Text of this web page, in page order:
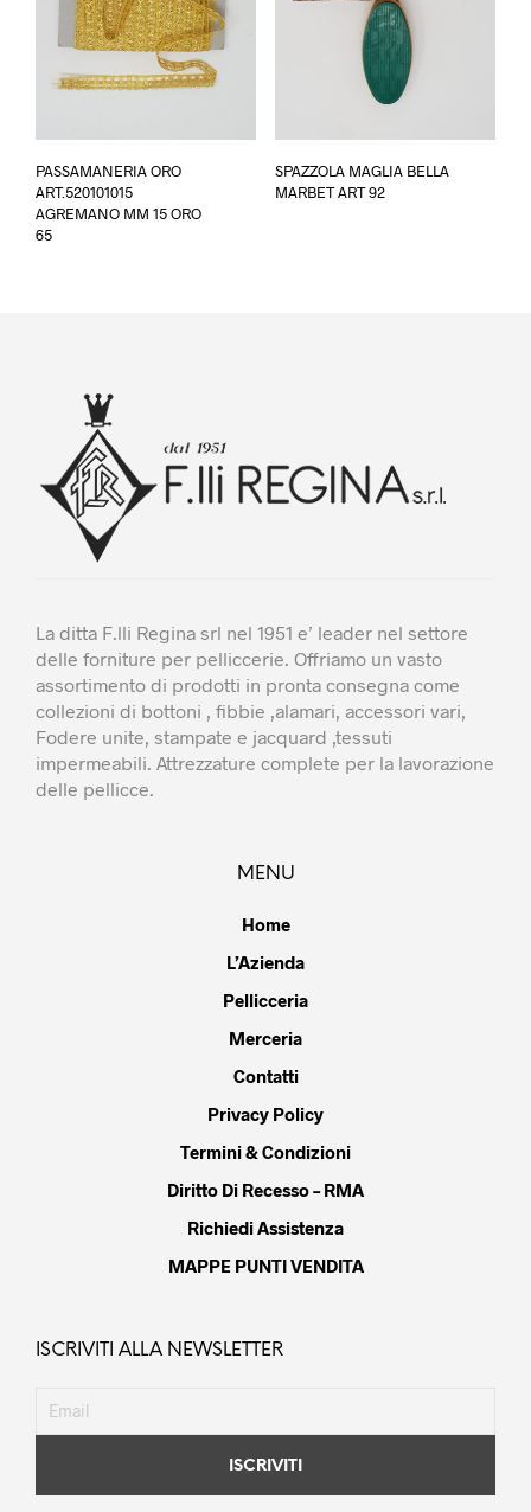
nella
pagina
del
prodotto
PASSAMANERIA ORO
ART.520101015
AGREMANO MM 15 ORO
65
SPAZZOLA MAGLIA BELLA
MARBET ART 92
La ditta F.lli Regina srl nel 1951 e’ leader nel settore
delle forniture per pelliccerie. Offriamo un vasto
assortimento di prodotti in pronta consegna come
collezioni di bottoni , fibbie ,alamari, accessori vari,
Fodere unite, stampate e jacquard ,tessuti
impermeabili. Attrezzature complete per la lavorazione
delle pellicce.
MENU
Home
L’Azienda
Pellicceria
Merceria
Contatti
Privacy Policy
Termini & Condizioni
Diritto Di Recesso – RMA
Richiedi Assistenza
MAPPE PUNTI VENDITA
ISCRIVITI ALLA NEWSLETTER